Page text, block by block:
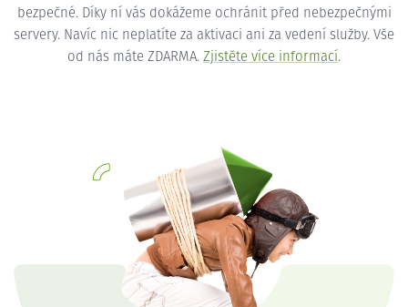
bezpečné. Díky ní vás dokážeme ochránit před nebezpečnými
servery. Navíc nic neplatíte za aktivaci ani za vedení služby. Vše
od nás máte ZDARMA. Zjistěte více informací.